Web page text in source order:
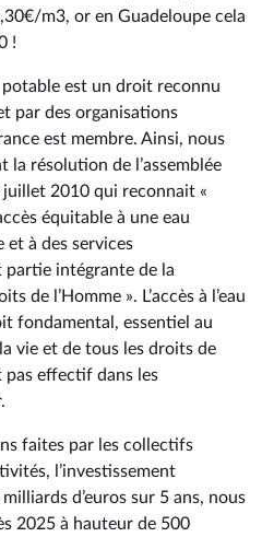
m3, or en Guadeloupe cela
!
potable est un droit reconnu
par des organisations
est membre. Ainsi, nous
résolution de l’assemblée
juillet 2010 qui reconnait «
équitable à une eau
et à des services
partie intégrante de la
de l’Homme ». L’accès à l’eau
fondamental, essentiel au
vie et de tous les droits de
pas effectif dans les
faites par les collectifs
l’investissement
d’euros sur 5 ans, nous
2025 à hauteur de 500